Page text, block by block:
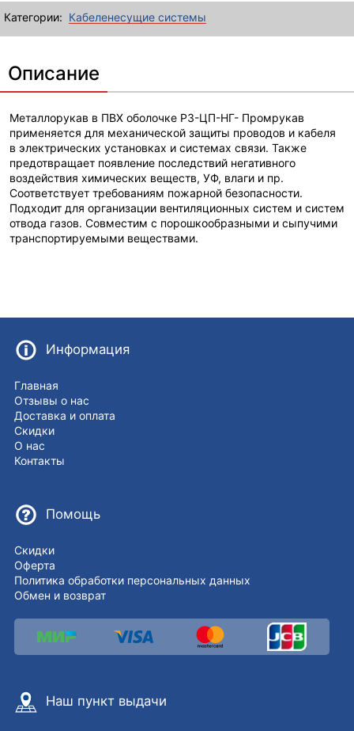
Категории: Кабеленесущие системы
Описание
Металлорукав в ПВХ оболочке Р3-ЦП-НГ- Промрукав
применяется для механической защиты проводов и кабеля
в электрических установках и системах связи. Также
предотвращает появление последствий негативного
воздействия химических веществ, УФ, влаги и пр.
Соответствует требованиям пожарной безопасности.
Подходит для организации вентиляционных систем и систем
отвода газов. Совместим с порошкообразными и сыпучими
транспортируемыми веществами.
Информация
Главная
Отзывы о нас
Доставка и оплата
Скидки
О нас
Контакты
Помощь
Скидки
Оферта
Политика обработки персональных данных
Обмен и возврат
Наш пункт выдачи